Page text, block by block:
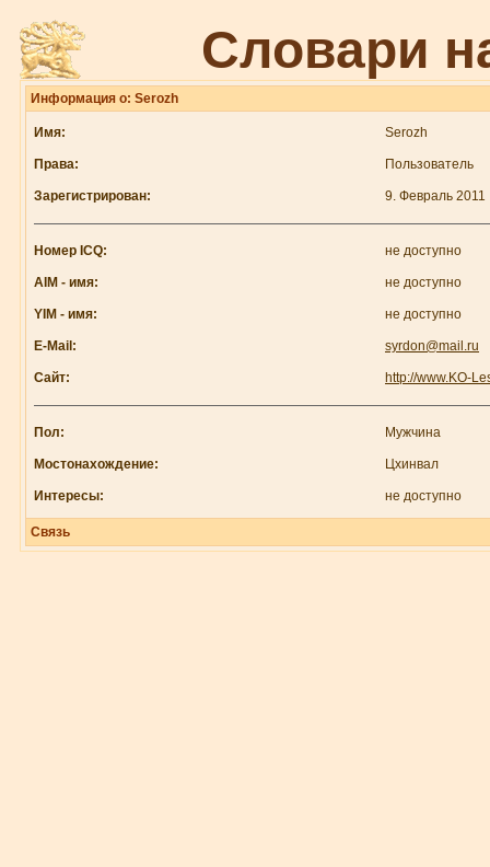
Словари
Информация о: Serozh
Имя: Serozh
Права: Пользователь
Зарегистрирован: 9. Февраль 2011
Номер ICQ: не доступно
AIM - имя: не доступно
YIM - имя: не доступно
E-Mail: syrdon@mail.ru
Сайт: http://www.KO-
Пол: Мужчина
Мостонахождение: Цхинвал
Интересы: не доступно
Связь